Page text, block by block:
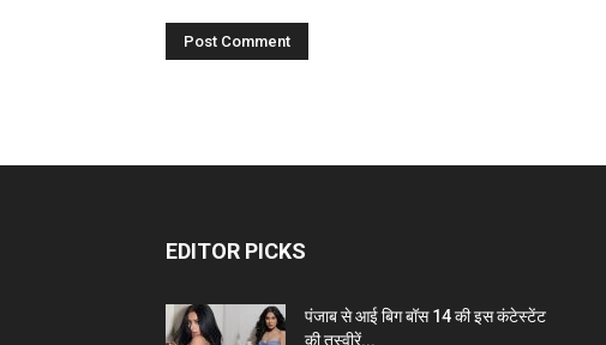
EDITOR PICKS
पंजाब से आई बिग बॉस 14 की इस कंटेस्टेंट
की तस्वीरें...